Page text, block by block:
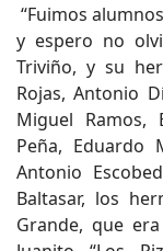
“Fuimos
y espero no
Triviño, y su
Rojas, Antonio
Miguel Ramos,
Peña, Eduardo
Antonio
Baltasar, los
Grande, que